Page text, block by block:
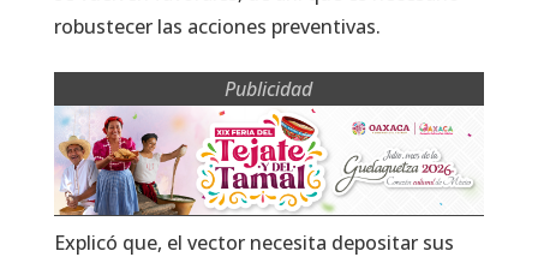
robustecer las acciones preventivas.
Publicidad
Explicó que, el vector necesita depositar sus